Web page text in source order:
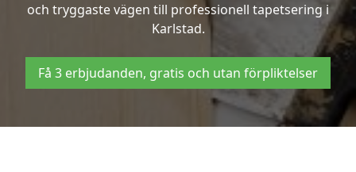
och tryggaste vägen till professionell tapetsering i
Karlstad.
Få 3 erbjudanden, gratis och utan förpliktelser